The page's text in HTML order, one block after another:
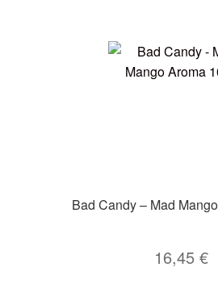
Bad Candy – Mad
16,45 €